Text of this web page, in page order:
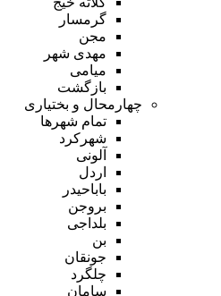
گرمسار
مجن
مهدی شهر
میامی
بازگشت
چهارمحال و بختیاری
تمام شهر‌ها
شهرکرد
آلونی
اردل
باباحیدر
بروجن
بلداجی
بن
جونقان
چلگرد
سامان